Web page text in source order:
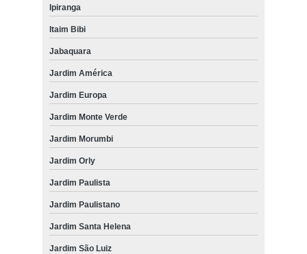
Ipiranga
Itaim Bibi
Jabaquara
Jardim América
Jardim Europa
Jardim Monte Verde
Jardim Morumbi
Jardim Orly
Jardim Paulista
Jardim Paulistano
Jardim Santa Helena
Jardim São Luiz